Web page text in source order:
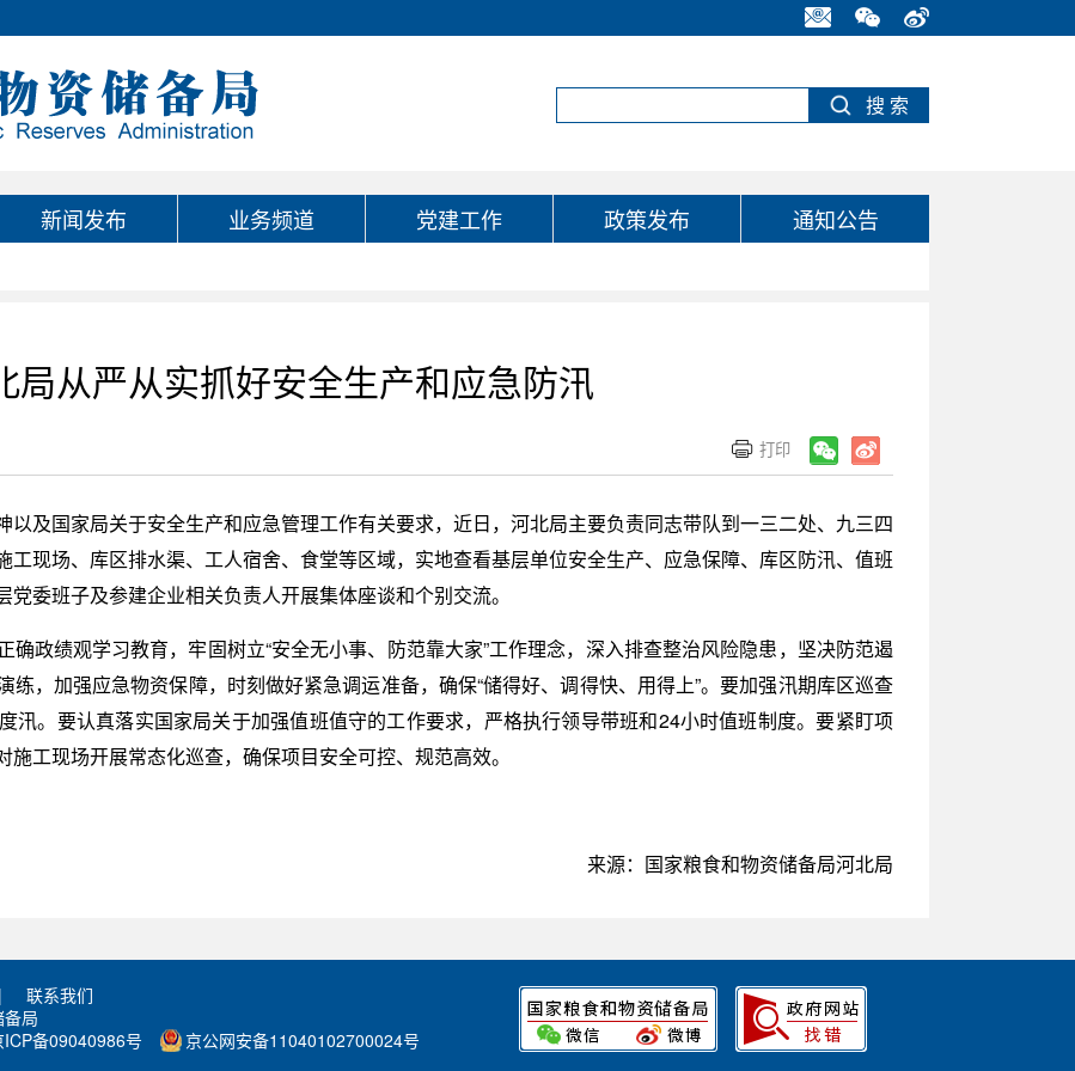
新闻发布 业务频道 党建工作 政策发布 通知公告
局从严从实抓好安全生产和应急防汛
以及国家局关于安全生产和应急管理工作有关要求，近日，河北局主要负责同志带队到一三二处、九三四
工现场、库区排水渠、工人宿舍、食堂等区域，实地查看基层单位安全生产、应急保障、库区防汛、值班
委班子及参建企业相关负责人开展集体座谈和个别交流。
确政绩观学习教育，牢固树立“安全无小事、防范靠大家”工作理念，深入排查整治风险隐患，坚决防范遏
，加强应急物资保障，时刻做好紧急调运准备，确保“储得好、调得快、用得上”。要加强汛期库区巡查
汛。要认真落实国家局关于加强值班值守的工作要求，严格执行领导带班和24小时值班制度。要紧盯项
工现场开展常态化巡查，确保项目安全可控、规范高效。
来源：国家粮食和物资储备局河北局
|
联系我们
局
ICP备09040986号 京公网安备11040102700024号